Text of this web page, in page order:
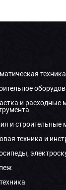
техника
и расходные
и строительные
техника и